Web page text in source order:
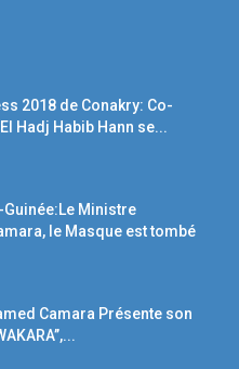
2018 de Conakry: Co-
Hadj Habib Hann se...
Guinée:Le Ministre
le Masque est tombé
Camara Présente son